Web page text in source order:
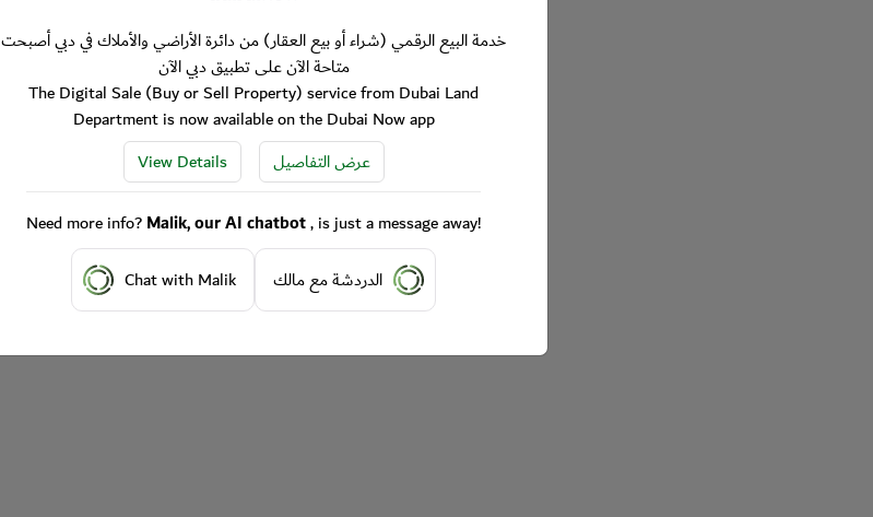
خدمة البيع الرقمي (شراء أو بيع العقار) من دائرة الأراضي والأملاك في دبي أصبحت
متاحة الآن على تطبيق دبي الآن
The Digital Sale (Buy or Sell Property) service from Dubai Land
Department is now available on the Dubai Now app
View Details
عرض التفاصيل
Need more info?Malik, our AI chatbot, is just a message away!
Chat with Malik
الدردشة مع مالك